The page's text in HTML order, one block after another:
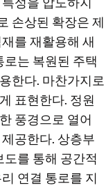
손상된 확장은 제
를 재활용해 새
로는 복원된 주택
한다. 마찬가지로
표현한다. 정원
풍경으로 열어
공한다. 상층부
도를 통해 공간적
연결 통로를 지